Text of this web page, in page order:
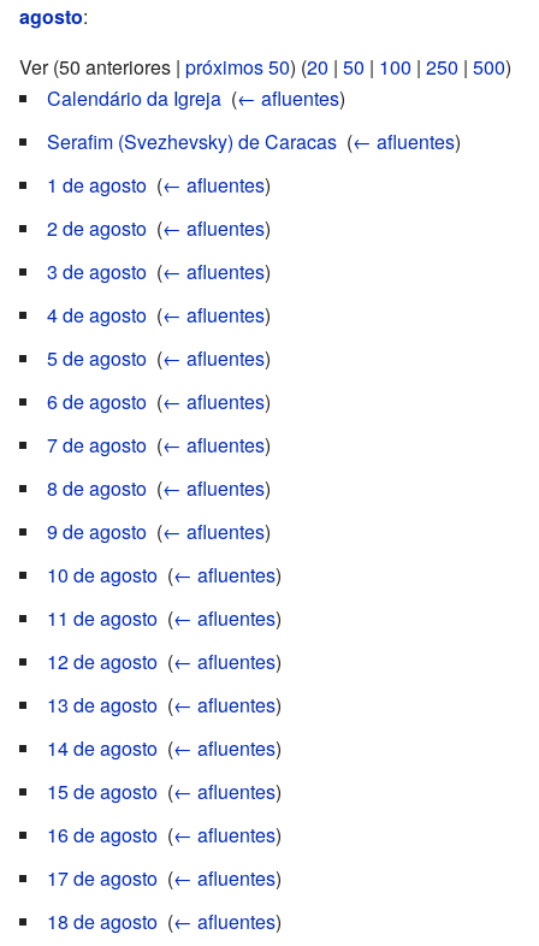
agosto:
Ver (50 anteriores | próximos 50) (20 | 50 | 100 | 250 | 500)
Calendário da Igreja (← afluentes)
Serafim (Svezhevsky) de Caracas (← afluentes)
1 de agosto (← afluentes)
2 de agosto (← afluentes)
3 de agosto (← afluentes)
4 de agosto (← afluentes)
5 de agosto (← afluentes)
6 de agosto (← afluentes)
7 de agosto (← afluentes)
8 de agosto (← afluentes)
9 de agosto (← afluentes)
10 de agosto (← afluentes)
11 de agosto (← afluentes)
12 de agosto (← afluentes)
13 de agosto (← afluentes)
14 de agosto (← afluentes)
15 de agosto (← afluentes)
16 de agosto (← afluentes)
17 de agosto (← afluentes)
18 de agosto (← afluentes)